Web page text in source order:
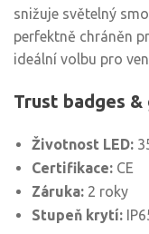
snižuje světelný
perfektně chráněn
ideální volbu pro
Trust badges &
Životnost LED:
Certifikace: CE
Záruka: 2 roky
Stupeň krytí: